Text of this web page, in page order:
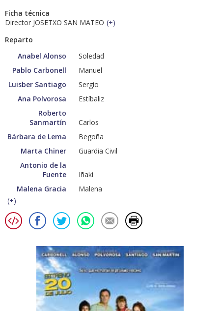
Ficha técnica
Director JOSETXO SAN MATEO (+)
Reparto
Anabel Alonso
Soledad
Pablo Carbonell
Manuel
Luisber Santiago
Sergio
Ana Polvorosa
Estíbaliz
Roberto
Sanmartín
Carlos
Bárbara de Lema
Begoña
Marta Chiner
Guardia Civil
Antonio de la
Fuente
Iñaki
Malena Gracia
Malena
(+)